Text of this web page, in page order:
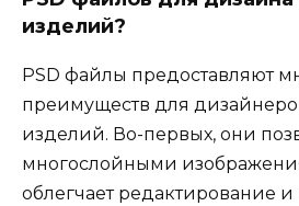
изделий?
PSD файлы предоставляют
преимуществ для
изделий. Во-первых, они
многослойными
облегчает редактирование